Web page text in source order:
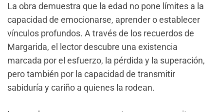
La obra demuestra que la edad no pone límites a la
capacidad de emocionarse, aprender o establecer
vínculos profundos. A través de los recuerdos de
Margarida, el lector descubre una existencia
marcada por el esfuerzo, la pérdida y la superación,
pero también por la capacidad de transmitir
sabiduría y cariño a quienes la rodean.